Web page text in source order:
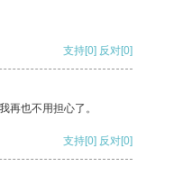
支持[0] 反对[0]
再也不用担心了。
支持[0] 反对[0]